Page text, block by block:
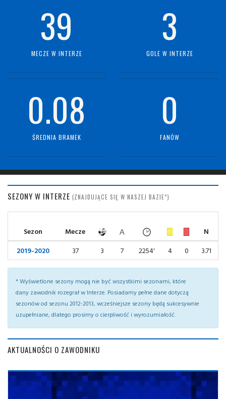
39
MECZE W INTERZE
3
GOLE W INTERZE
0.08
ŚREDNIA BRAMEK
0
FANÓW
SEZONY W INTERZE (ZNAJDUJĄCE SIĘ W NASZEJ BAZIE*)
Sezon Mecze
N
2019-2020
37 3 7 2254' 4 0 3.71
* Wyświetlone sezony mogą nie być wszystkimi sezonami, które
dany zawodnik rozegrał w Interze. Posiadamy pełne dane dotyczą
sezonów od sezonu 2012-2013, wcześniejsze sezony będą sukcesywnie
uzupełniane, dlatego prosimy o cierpliwość i wyrozumiałość.
AKTUALNOŚCI O ZAWODNIKU